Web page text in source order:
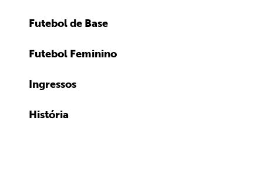
Futebol de Base
Futebol Feminino
Ingressos
História